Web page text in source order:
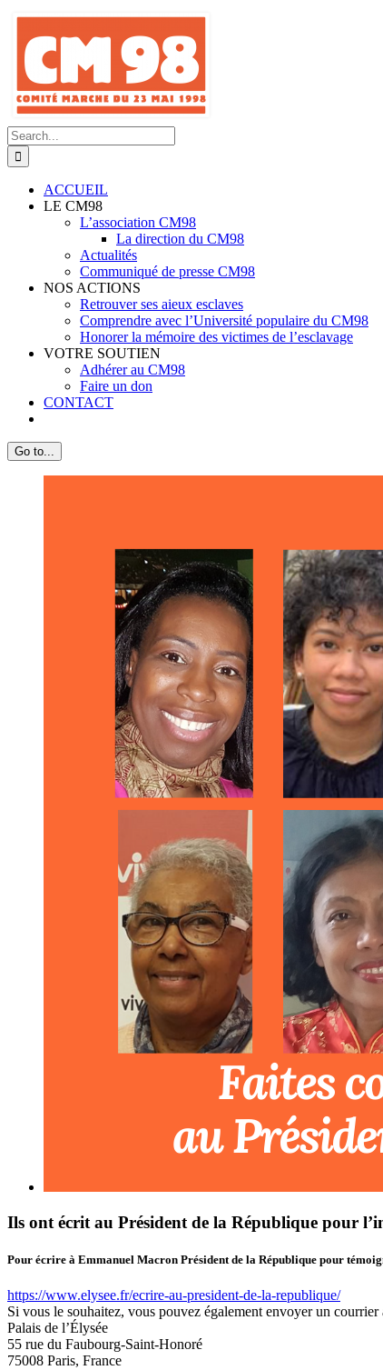
Skip
content
Search
for:
ACCUEIL
LE CM98
L’association CM98
La direction du CM98
Actualités
Communiqué de presse CM98
NOS ACTIONS
Retrouver ses aieux esclaves
Comprendre avec l’Université populaire du CM98
Honorer la mémoire des victimes de l’esclavage
VOTRE SOUTIEN
Adhérer au CM98
Faire un don
CONTACT
Go to...
Ils ont écrit au Président de la République pour
Pour écrire à Emmanuel Macron Président de la République pour
https://www.elysee.fr/ecrire-au-president-de-la-republique/
Si vous le souhaitez, vous pouvez également envoyer un courrier
Palais de l’Élysée
55 rue du Faubourg-Saint-Honoré
75008 Paris, France